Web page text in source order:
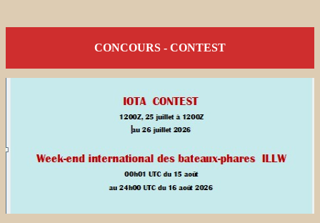
CONCOURS - CONTEST